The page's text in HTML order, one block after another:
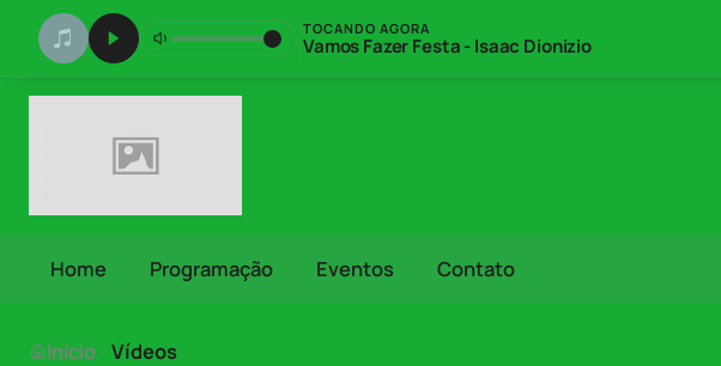
TOCANDO AGORA
Vamos Fazer Festa - Isaac Dionizio
Home Programação Eventos Contato
Início Vídeos